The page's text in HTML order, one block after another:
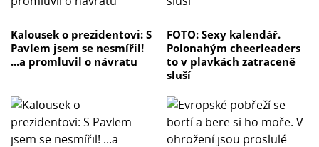
Kalousek o prezidentovi: S
Pavlem jsem se nesmířil!
...a promluvil o návratu
FOTO: Sexy kalendář.
Polonahým cheerleaders
to v plavkách zatraceně
sluší